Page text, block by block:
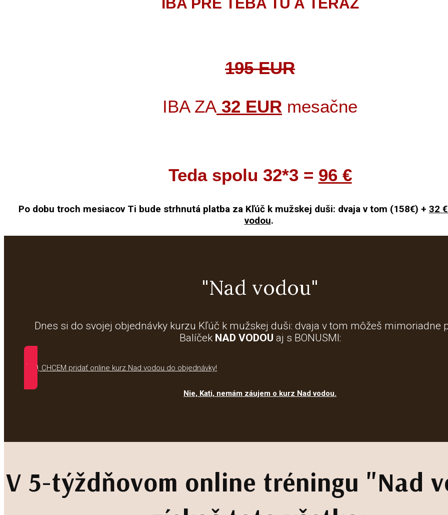
195 EUR
IBA ZA 32 EUR mesačne
Teda spolu 32*3 = 96 €
Po dobu troch mesiacov Ti bude strhnutá platba za Kľúč k mužskej duši: dvaja v tom (158€) + 32
vodou.
"Nad vodou"
Dnes si do svojej objednávky kurzu Kľúč k mužskej duši: dvaja v tom môžeš mimoriadne
Balíček NAD VODOU aj s BONUSMI:
ÁNO, CHCEM pridať online kurz Nad vodou do objednávky!
Nie, Kati, nemám záujem o kurz Nad vodou.
V 5-týždňovom online tréningu "Nad